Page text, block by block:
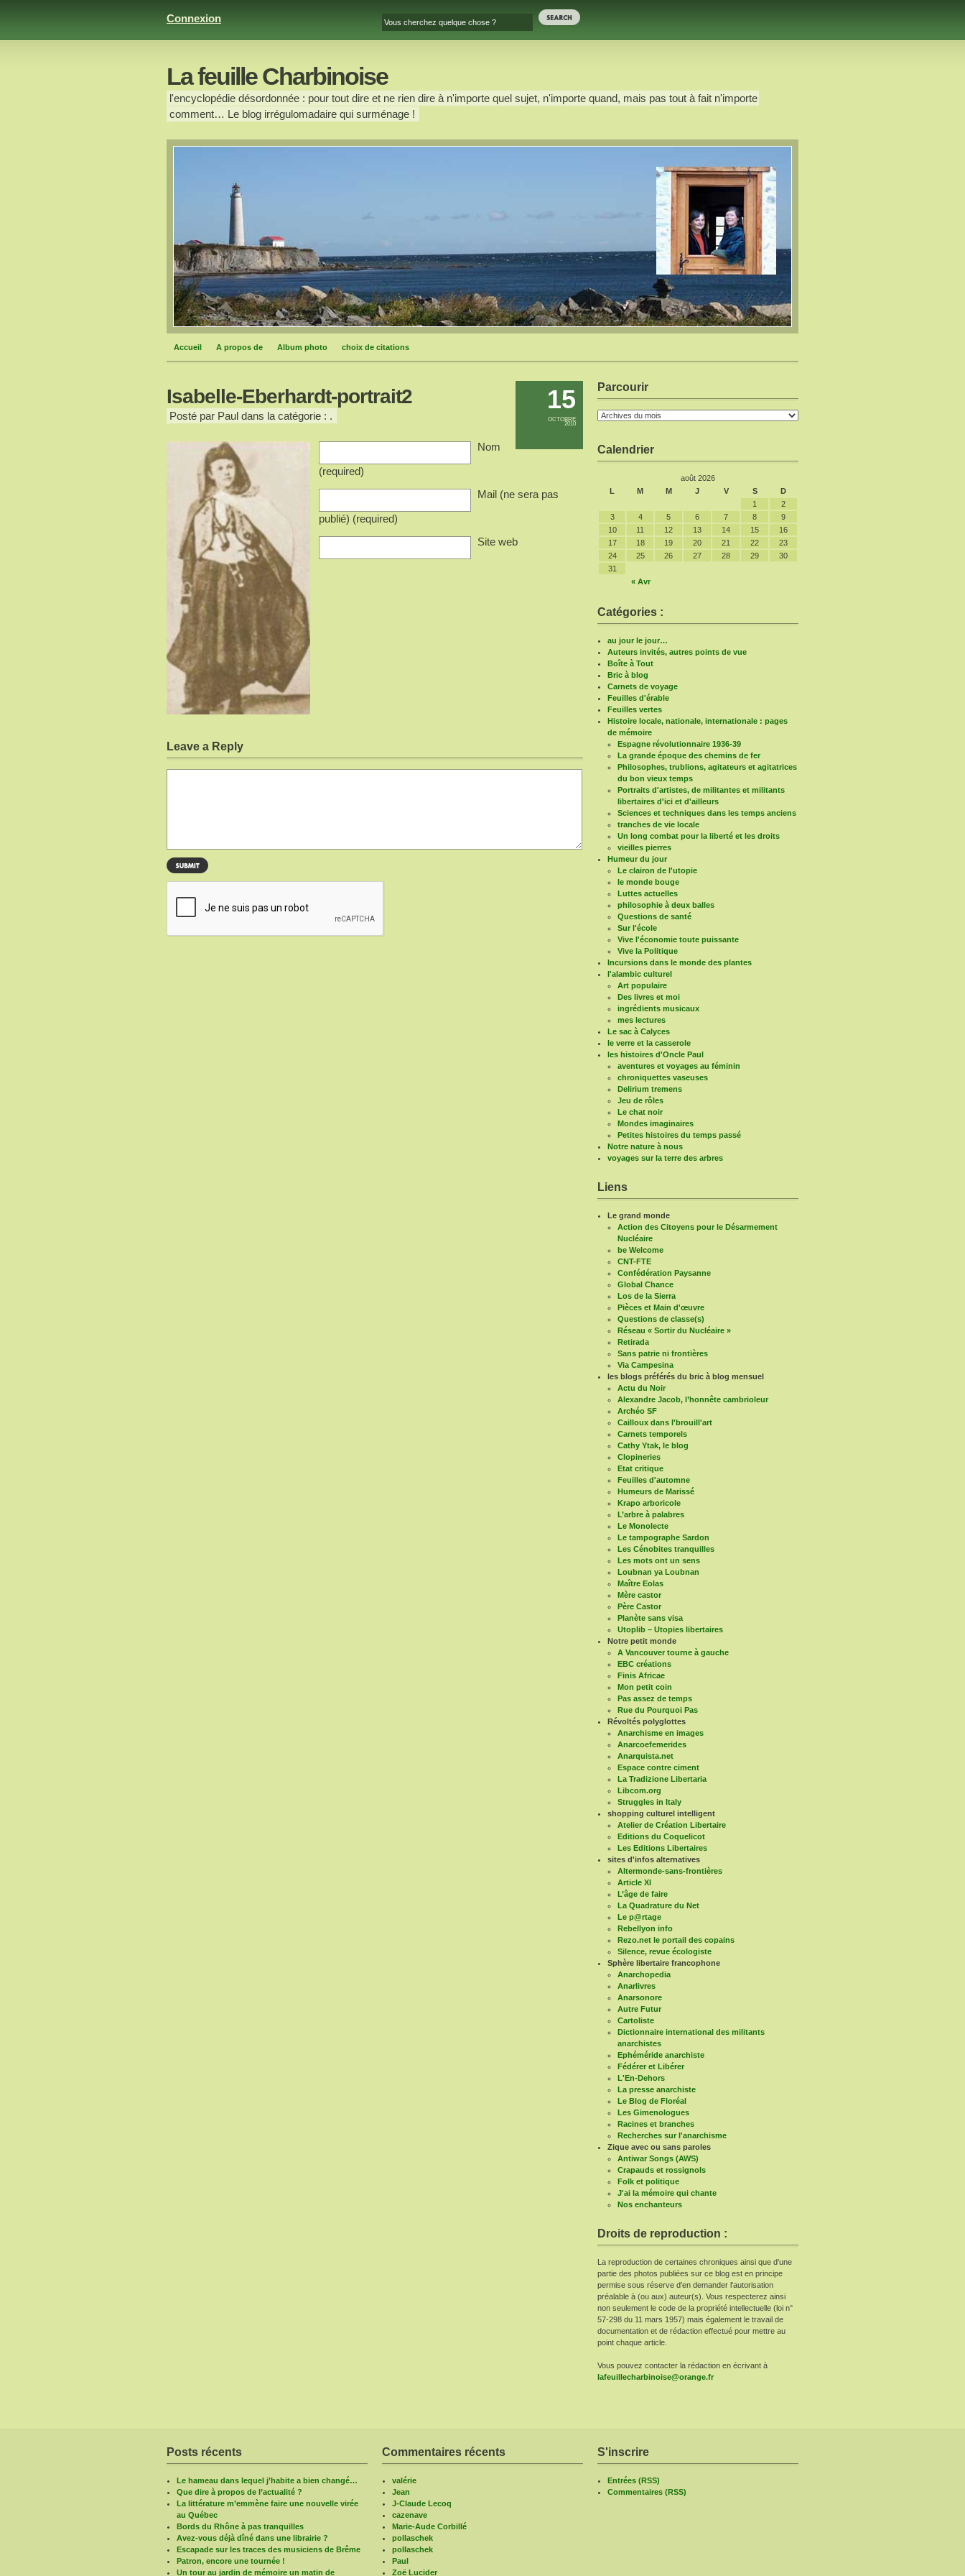
Connexion
La feuille Charbinoise
l'encyclopédie désordonnée : pour tout dire et ne rien dire à n'importe quel sujet, n'importe quand, mais pas tout à fait n'importe
comment… Le blog irrégulomadaire qui surménage !
Accueil A propos de Album photo choix de citations
15
OCTOBRE
2010
Isabelle-Eberhardt-portrait2
Posté par Paul dans la catégorie : .
Leave a Reply
Nom
(required)
Mail (ne sera pas
publié) (required)
Site web
Parcourir
Calendrier
août 2026
L
M M J V S D
« Avr
1
2
3
4 5 6 7 8
9
10
11 12 13 14 15
16
17
18 19 20 21 22
23
24
25 26 27 28 29
30
31
Catégories :
au jour le jour…
Auteurs invités, autres points de vue
Boîte à Tout
Bric à blog
Carnets de voyage
Feuilles d'érable
Feuilles vertes
Histoire locale, nationale, internationale : pages
de mémoire
Espagne révolutionnaire 1936-39
La grande époque des chemins de fer
Philosophes, trublions, agitateurs et agitatrices
du bon vieux temps
Portraits d'artistes, de militantes et militants
libertaires d'ici et d'ailleurs
Sciences et techniques dans les temps anciens
tranches de vie locale
Un long combat pour la liberté et les droits
vieilles pierres
Humeur du jour
Le clairon de l'utopie
le monde bouge
Luttes actuelles
philosophie à deux balles
Questions de santé
Sur l'école
Vive l'économie toute puissante
Vive la Politique
Incursions dans le monde des plantes
l'alambic culturel
Art populaire
Des livres et moi
ingrédients musicaux
mes lectures
Le sac à Calyces
le verre et la casserole
les histoires d'Oncle Paul
aventures et voyages au féminin
chroniquettes vaseuses
Delirium tremens
Jeu de rôles
Le chat noir
Mondes imaginaires
Petites histoires du temps passé
Notre nature à nous
voyages sur la terre des arbres
Liens
Le grand monde
Action des Citoyens pour le Désarmement
Nucléaire
be Welcome
CNT-FTE
Confédération Paysanne
Global Chance
Los de la Sierra
Pièces et Main d'œuvre
Questions de classe(s)
Réseau « Sortir du Nucléaire »
Retirada
Sans patrie ni frontières
Via Campesina
les blogs préférés du bric à blog mensuel
Actu du Noir
Alexandre Jacob, l’honnête cambrioleur
Archéo SF
Cailloux dans l'brouill'art
Carnets temporels
Cathy Ytak, le blog
Clopineries
Etat critique
Feuilles d'automne
Humeurs de Marissé
Krapo arboricole
L’arbre à palabres
Le Monolecte
Le tampographe Sardon
Les Cénobites tranquilles
Les mots ont un sens
Loubnan ya Loubnan
Maître Eolas
Mère castor
Père Castor
Planète sans visa
Utoplib – Utopies libertaires
Notre petit monde
A Vancouver tourne à gauche
EBC créations
Finis Africae
Mon petit coin
Pas assez de temps
Rue du Pourquoi Pas
Révoltés polyglottes
Anarchisme en images
Anarcoefemerides
Anarquista.net
Espace contre ciment
La Tradizione Libertaria
Libcom.org
Struggles in Italy
shopping culturel intelligent
Atelier de Création Libertaire
Editions du Coquelicot
Les Editions Libertaires
sites d'infos alternatives
Altermonde-sans-frontières
Article XI
L’âge de faire
La Quadrature du Net
Le p@rtage
Rebellyon info
Rezo.net le portail des copains
Silence, revue écologiste
Sphère libertaire francophone
Anarchopedia
Anarlivres
Anarsonore
Autre Futur
Cartoliste
Dictionnaire international des militants
anarchistes
Ephéméride anarchiste
Fédérer et Libérer
L'En-Dehors
La presse anarchiste
Le Blog de Floréal
Les Gimenologues
Racines et branches
Recherches sur l'anarchisme
Zique avec ou sans paroles
Antiwar Songs (AWS)
Crapauds et rossignols
Folk et politique
J'ai la mémoire qui chante
Nos enchanteurs
Droits de reproduction :
La reproduction de certaines chroniques ainsi que d'une
partie des photos publiées sur ce blog est en principe
permise sous réserve d'en demander l'autorisation
préalable à (ou aux) auteur(s). Vous respecterez ainsi
non seulement le code de la propriété intellectuelle (loi n°
57-298 du 11 mars 1957) mais également le travail de
documentation et de rédaction effectué pour mettre au
point chaque article.
Vous pouvez contacter la rédaction en écrivant à
lafeuillecharbinoise@orange.fr
Posts récents
Le hameau dans lequel j’habite a bien changé…
Que dire à propos de l’actualité ?
La littérature m’emmène faire une nouvelle virée
au Québec
Bords du Rhône à pas tranquilles
Avez-vous déjà dîné dans une librairie ?
Escapade sur les traces des musiciens de Brême
Patron, encore une tournée !
Un tour au jardin de mémoire un matin de
Commentaires récents
valérie
Jean
J-Claude Lecoq
cazenave
Marie-Aude Corbillé
pollaschek
pollaschek
Paul
Zoë Lucider
S'inscrire
Entrées (RSS)
Commentaires (RSS)